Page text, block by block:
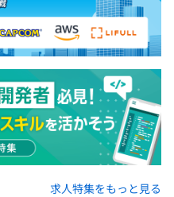
求人特集をもっと見る